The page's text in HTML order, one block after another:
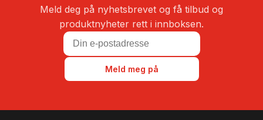
Meld deg på nyhetsbrevet og få tilbud og
produktnyheter rett i innboksen.
Meld meg på